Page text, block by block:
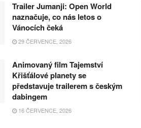
Trailer Jumanji: Open World
naznačuje, co nás letos o
Vánocích čeká
29 ČERVENCE, 2026
Animovaný film Tajemství
Křišťálové planety se
představuje trailerem s českým
dabingem
16 ČERVENCE, 2026